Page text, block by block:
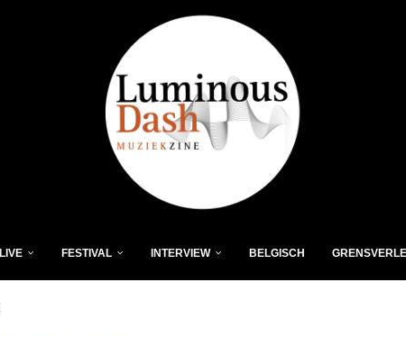
LIVE FESTIVAL INTERVIEW BELGISCH